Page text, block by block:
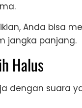
Anda bisa
jangka panjang.
Halus
dengan suara